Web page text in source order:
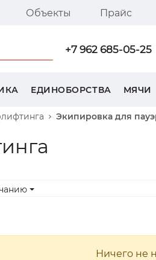
Объекты Прайс
+7 962 685-05-25
ЕДИНОБОРСТВА МЯЧИ
Экипировка для
Ничего не